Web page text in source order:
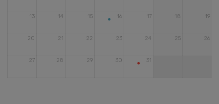
13 14 15 16
• 17 18 19
20 21 22 23 24 25 26
27 28 29 30 31
•